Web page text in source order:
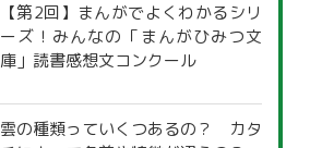
【第2回】まんがでよくわかるシリ
ーズ！みんなの「まんがひみつ文
庫」読書感想文コンクール
雲の種類っていくつあるの？ カタ